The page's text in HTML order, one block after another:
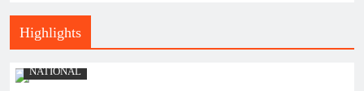
Highlights
NATIONAL